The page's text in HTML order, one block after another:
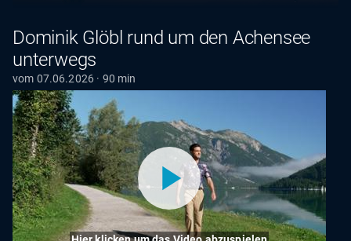
Dominik Glöbl rund um den Achensee
unterwegs
vom 07.06.2026 · 90 min